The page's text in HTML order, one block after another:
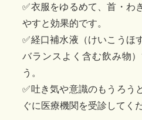
✅️衣服をゆるめて、首・わ
やすと効果的です。
✅️経口補水液（けいこうほ
バランスよく含む飲み物
う。
✅️吐き気や意識のもうろう
ぐに医療機関を受診してく